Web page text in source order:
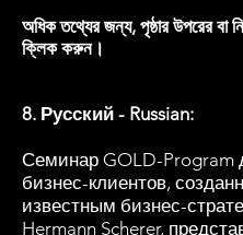
অধিক তথ্যের জন্য, পৃষ্ঠার উপরের বা
ক্লিক করুন।
8. Русский - Russian:
Семинар GOLD-Program
бизнес-клиентов,
известным бизнес-
Hermann Scherer,